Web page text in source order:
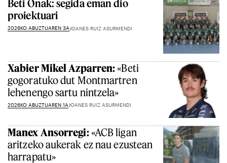
Beti Onak: segida eman dio
proiektuari
2026KO ABUZTUAREN 3A JOANES RUIZ ASURMENDI
Xabier Mikel Azparren:«Beti
gogoratuko dut Montmartren
lehenengo sartu nintzela»
2026KO ABUZTUAREN 1A JOANES RUIZ ASURMENDI
Manex Ansorregi:«ACB ligan
aritzeko aukerak ez nau ezustean
harrapatu»